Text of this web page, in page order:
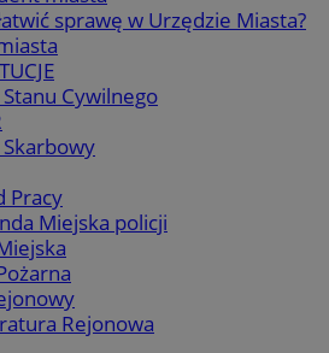
sprawę w Urzędzie Miasta?
Cywilnego
Pracy
Miejska policji
Rejonowa